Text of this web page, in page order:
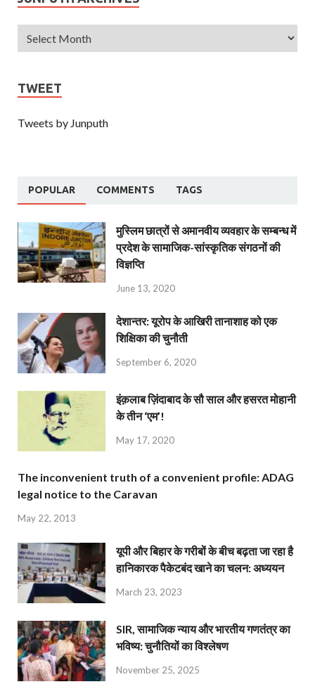
TWEET
Tweets by Junputh
POPULAR COMMENTS TAGS
मुस्लिम छात्रों से अमानवीय व्यवहार के सम्बन्ध में
प्रदेश के सामाजिक-सांस्कृतिक संगठनों की
विज्ञप्ति
June 13, 2020
देशान्‍तर: यूरोप के आखिरी तानाशाह को एक
शिक्षिका की चुनौती
September 6, 2020
इंक़लाब ज़िंदाबाद के सौ साल और हसरत मोहानी
के तीन ‘एम’!
May 17, 2020
The inconvenient truth of a convenient profile: ADAG
legal notice to the Caravan
May 22, 2013
यूपी और बिहार के गरीबों के बीच बढ़ता जा रहा है
हानिकारक पैकेटबंद खाने का चलन: अध्ययन
March 23, 2023
SIR, सामाजिक न्याय और भारतीय गणतंत्र का
भविष्य: चुनौतियों का विश्लेषण
November 25, 2025